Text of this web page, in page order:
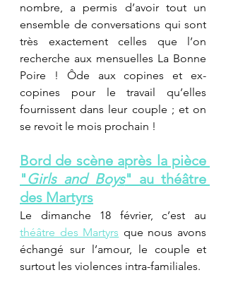
nombre, a permis d’avoir tout un
ensemble de conversations qui sont
très exactement celles que l’on
recherche aux mensuelles La Bonne
Poire ! Ôde aux copines et ex-
copines pour le travail qu’elles
fournissent dans leur couple ; et on
se revoit le mois prochain !
Bord de scène après la pièce
"Girls and Boys" au théâtre
des Martyrs
théâtre des Martyrs que nous avons
échangé sur l’amour, le couple et
surtout les violences intra-familiales.